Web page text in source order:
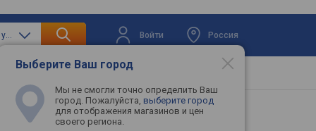
только машинки для удаления катышков Войти Россия
Выберите Ваш город
Мы не смогли точно определить Ваш
город. Пожалуйста, выберите город
для отображения магазинов и цен
своего региона.
техника Телевизоры